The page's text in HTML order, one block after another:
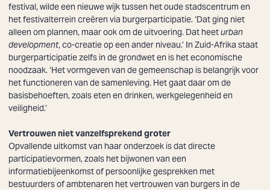
festival, wilde een nieuwe wijk tussen het oude stadscentrum en
het festivalterrein creëren via burgerparticipatie. ‘Dat ging niet
alleen om plannen, maar ook om de uitvoering. Dat heeturban
development, co-creatie op een ander niveau.’ In Zuid-Afrika staat
burgerparticipatie zelfs in de grondwet en is het economische
noodzaak. ‘Het vormgeven van de gemeenschap is belangrijk voor
het functioneren van de samenleving. Het gaat daar om de
basisbehoeften, zoals eten en drinken, werkgelegenheid en
veiligheid.’
Vertrouwen niet vanzelfsprekend groter
Opvallende uitkomst van haar onderzoek is dat directe
participatievormen, zoals het bijwonen van een
informatiebijeenkomst of persoonlijke gesprekken met
bestuurders of ambtenaren het vertrouwen van burgers in de